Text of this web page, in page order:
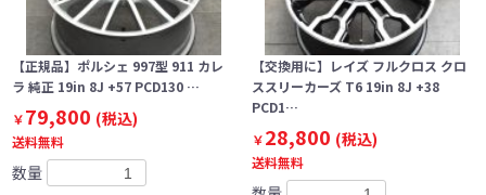
【正規品】ポルシェ 997型 911 カレ
ラ 純正 19in 8J +57 PCD130 …
￥79,800 (税込)
送料無料
数量
【交換用に】レイズ フルクロス クロ
ススリーカーズ T6 19in 8J +38
PCD1…
￥28,800 (税込)
送料無料